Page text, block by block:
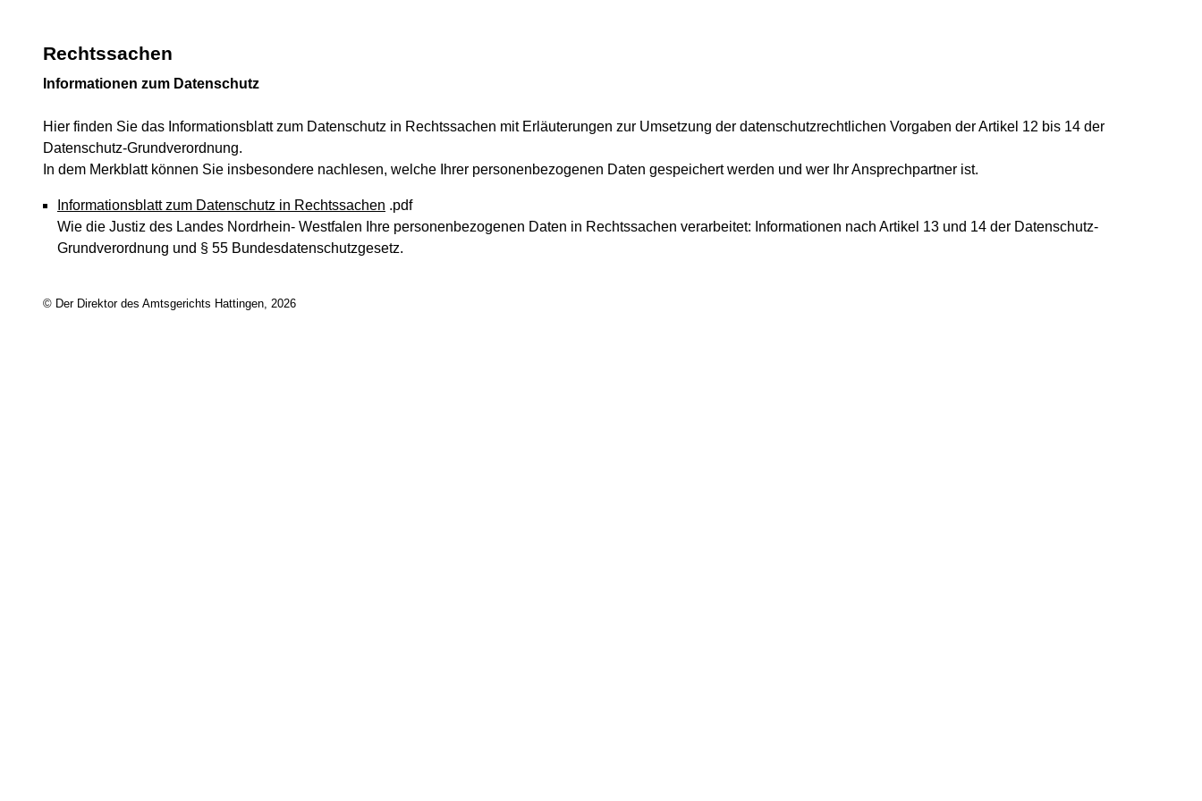
Rechtssachen
Informationen zum Datenschutz
Hier finden Sie das Informationsblatt zum Datenschutz in Rechtssachen mit Erläuterungen zur Umsetzung der datenschutzrechtlichen Vorgaben der Artikel 12 bis 14 der
Datenschutz-Grundverordnung.
In dem Merkblatt können Sie insbesondere nachlesen, welche Ihrer personenbezogenen Daten gespeichert werden und wer Ihr Ansprechpartner ist.
Informationsblatt zum Datenschutz in Rechtssachen .pdf
Wie die Justiz des Landes Nordrhein- Westfalen Ihre personenbezogenen Daten in Rechtssachen verarbeitet: Informationen nach Artikel 13 und 14 der Datenschutz-
Grundverordnung und § 55 Bundesdatenschutzgesetz.
© Der Direktor des Amtsgerichts Hattingen, 2026